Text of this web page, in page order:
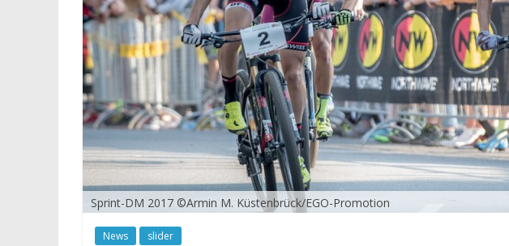
Sprint-DM 2017 ©Armin M. Küstenbrück/EGO-Promotion
News slider